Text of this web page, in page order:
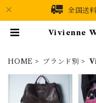
全国送
Vivienne
HOME ブランド別